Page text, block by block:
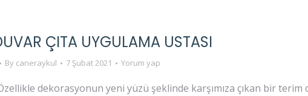
ÇITA UYGULAMA USTASI
By caneraykul 7 Şubat 2021 Yorum yap
dekorasyonun yeni yüzü şeklinde karşımıza çıkan bir terim